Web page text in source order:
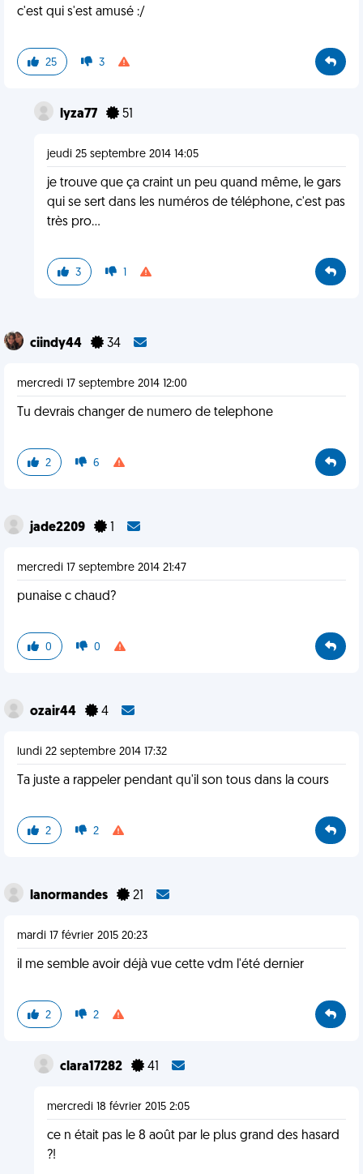
c'est qui s'est amusé :/
25 3
lyza77 51
jeudi 25 septembre 2014 14:05
je trouve que ça craint un peu quand même, le gars
qui se sert dans les numéros de téléphone, c'est pas
très pro...
3 1
ciindy44 34
mercredi 17 septembre 2014 12:00
Tu devrais changer de numero de telephone
2 6
jade2209
mercredi 17 septembre 2014 21:47
punaise c chaud?
0 0
ozair44 4
lundi 22 septembre 2014 17:32
Ta juste a rappeler pendant qu'il son tous dans la cours
2 2
lanormandes 21
mardi 17 février 2015 20:23
il me semble avoir déjà vue cette vdm l'été dernier
2 2
clara17282 41
mercredi 18 février 2015 2:05
ce n était pas le 8 août par le plus grand des hasard
?!